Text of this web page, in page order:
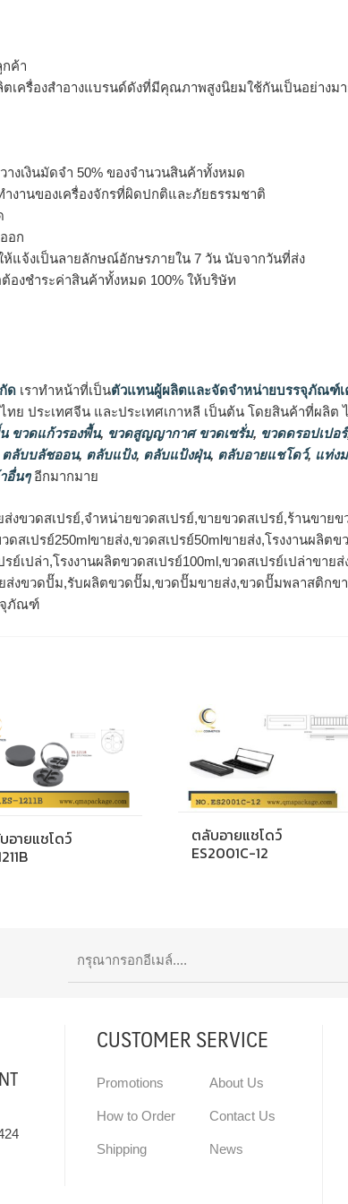
ค้า
เครื่องสำอางแบรนด์ดังที่มีคุณภาพสูงนิยมใช้กันเป็นอย่างม
างเงินมัดจำ 50% ของจำนวนสินค้าทั้งหมด
ำงานของเครื่องจักรที่ผิดปกติและภัยธรรมชาติ
อก
จ้งเป็นลายลักษณ์อักษรภายใน 7 วัน นับจากวันที่ส่ง
งชำระค่าสินค้าทั้งหมด 100% ให้บริษัท
ด เราทำหน้าที่เป็นตัวแทนผู้ผลิตและจัดจำหน่ายบรรจุภัณฑ์เ
ทย ประเทศจีน และประเทศเกาหลี เป็นต้น โดยสินค้าที่ผลิต
ขวดแก้วรองพื้น, ขวดสูญญากาศ ขวดเซรั่ม, ขวดดรอปเปอร์
ตลับบลัชออน, ตลับแป้ง, ตลับแป้งฝุ่น, ตลับอายแชโดว์, แท่ง
อื่นๆอีกมากมาย
งขวดสเปรย์,จำหน่ายขวดสเปรย์,ขายขวดสเปรย์,ร้านขาย
ดสเปรย์250mlขายส่ง,ขวดสเปรย์50mlขายส่ง,โรงงานผลิต
ย์เปล่า,โรงงานผลิตขวดสเปรย์100ml,ขวดสเปรย์เปล่าขาย
ส่งขวดปั๊ม,รับผลิตขวดปั๊ม,ขวดปั๊มขายส่ง,ขวดปั๊มพลาสติกข
จุภัณฑ์
อายแชโดว์
ตลับอายแชโดว์
ES2001C-12
CUSTOMER SERVICE
Promotions
How to Order
Shipping
About Us
Contact Us
News